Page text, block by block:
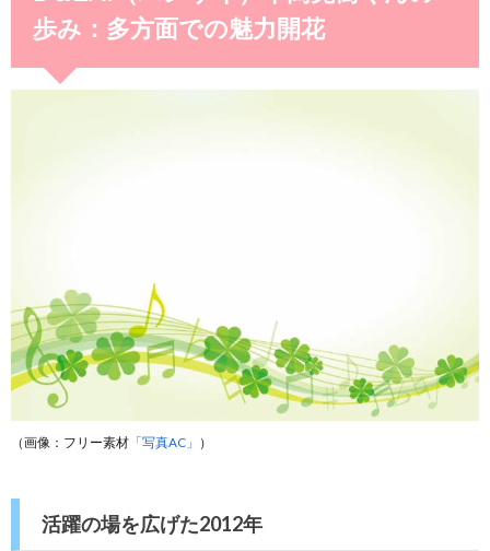
歩み：多方面での魅力開花
（画像：フリー素材 「写真AC」 ）
活躍の場を広げた2012年